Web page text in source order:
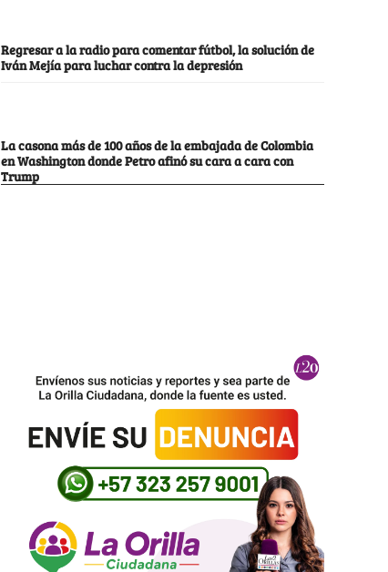
Regresar a la radio para comentar fútbol, la solución de
Iván Mejía para luchar contra la depresión
La casona más de 100 años de la embajada de Colombia
en Washington donde Petro afinó su cara a cara con
Trump